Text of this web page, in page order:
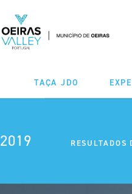
TAÇA JDO
CALENDÁRIO
2019 RESULTADOS